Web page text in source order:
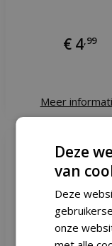
€ 4 99
Meer
Deze
van
Deze
onze